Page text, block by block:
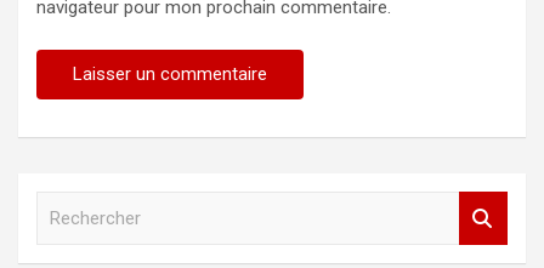
navigateur pour mon prochain commentaire.